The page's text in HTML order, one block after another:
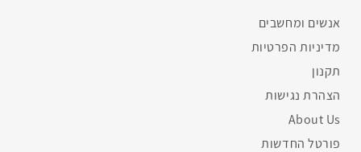
אנשים ומחשבים
מדיניות הפרטיות
תקנון
הצהרת נגישות
About Us
פורטל החדשות